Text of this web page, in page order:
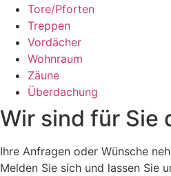
Tore/Pforten
Treppen
Vordächer
Wohnraum
Zäune
Überdachung
Wir sind für Sie
Ihre Anfragen oder Wünsche
Melden Sie sich und lassen Sie